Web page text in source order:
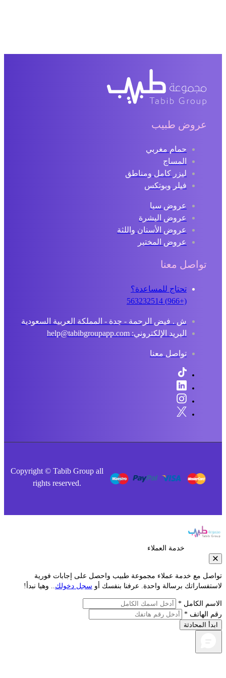
عروض طبيب
حمام مغربي
المساج
ليزر كامل ومناطق
فيلر وبوتكس
عروض سبا
عروض البشرة
عروض الأسنان واللثة
عروض المختبر
تواصل معنا
تحتاج للمساعدة؟
ش . فيض الرحمة - جدة - المملكة العربية السعودية
البريد الإلكتروني: help@tabibgroupapp.com
تواصل معنا
Copyright © Tabib Group all
rights reserved.
خدمة العملاء
مع خدمة عملاء مجموعة طبيب واحصل على إجابات فورية
برسالة واحدة. عرفنا بنفسك أوسجل دخولك.. وهيا نبدأ!
الكامل *
الهاتف *
المحادثة